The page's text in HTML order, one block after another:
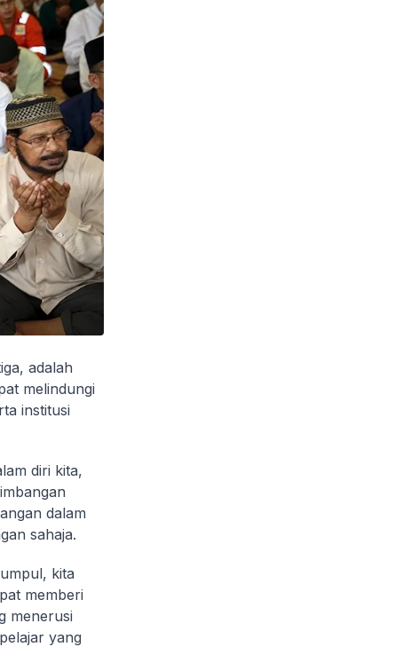
adalah
melindungi
institusi
diri kita,
dalam
sahaja.
kita
memberi
menerusi
yang